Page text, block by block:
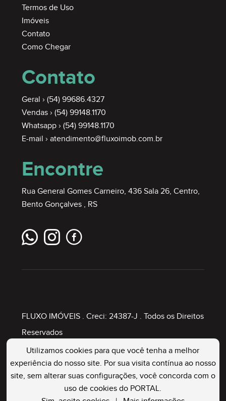
Termos de Uso
Imóveis
Contato
Como Chegar
Contato
Geral › (54) 99686.4327
Vendas › (54) 99148.1170
Whatsapp › (54) 99148.1170
E-mail › atendimento@fluxoimob.com.br
Encontre
Rua General Gomes Carneiro, 436 Sala 26, Centro,
Bento Gonçalves , RS
FLUXO IMÓVEIS . Creci: 24387-J . Todos os Direitos
Reservados
Painel Imobiliário
Utilizamos cookies para que você tenha a melhor
experiência do nosso site. Por sua visita contínua ao nosso
site, sem alterar suas configurações, você concorda com o
uso de cookies do PORTAL.